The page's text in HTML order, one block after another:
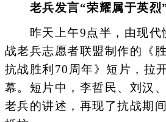
老兵发言“荣耀属于英烈
昨天上午9点半，由现代
战老兵志愿者联盟制作的《
抗战胜利70周年》短片，拉
幕。短片中，李哲民、刘汉
老兵的讲述，再现了抗战期